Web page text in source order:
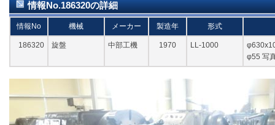
情報No.186320の詳細
情報No 機械 メーカー 製造年 形式
186320 旋盤 中部工機 1970 LL-1000
φ55 写